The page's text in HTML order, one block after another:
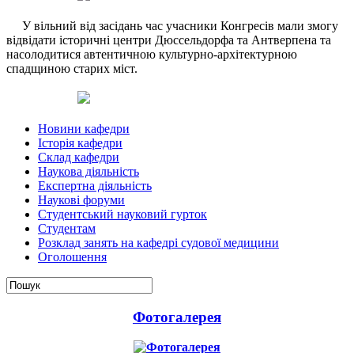
У вільний від засідань час учасники Конгресів мали змогу
відвідати історичні центри Дюссельдорфа та Антверпена та
насолодитися автентичною культурно-архітектурною
спадщиною старих міст.
Новини кафедри
Історія кафедри
Склад кафедри
Наукова діяльність
Експертна діяльність
Наукові форуми
Студентський науковий гурток
Студентам
Розклад занять на кафедрі судової медицини
Оголошення
Фотогалерея